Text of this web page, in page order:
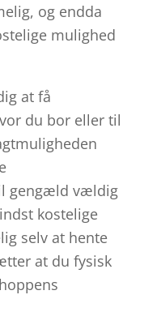
og endda
mulighed
at få
du bor eller til
gengæld vældig
kostelige
selv at hente
at du fysisk